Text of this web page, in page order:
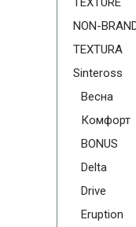
NON-
TEXTURA
Sinteross
Весна
Комфорт
BONUS
Delta
Drive
Eruption